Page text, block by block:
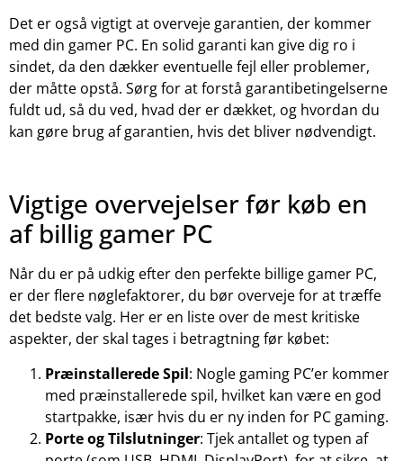
Det er også vigtigt at overveje garantien, der kommer
med din gamer PC. En solid garanti kan give dig ro i
sindet, da den dækker eventuelle fejl eller problemer,
der måtte opstå. Sørg for at forstå garantibetingelserne
fuldt ud, så du ved, hvad der er dækket, og hvordan du
kan gøre brug af garantien, hvis det bliver nødvendigt.
Vigtige overvejelser før køb en
af billig gamer PC
Når du er på udkig efter den perfekte billige gamer PC,
er der flere nøglefaktorer, du bør overveje for at træffe
det bedste valg. Her er en liste over de mest kritiske
aspekter, der skal tages i betragtning før købet:
Præinstallerede Spil: Nogle gaming PC’er kommer
med præinstallerede spil, hvilket kan være en god
startpakke, især hvis du er ny inden for PC gaming.
Porte og Tilslutninger: Tjek antallet og typen af